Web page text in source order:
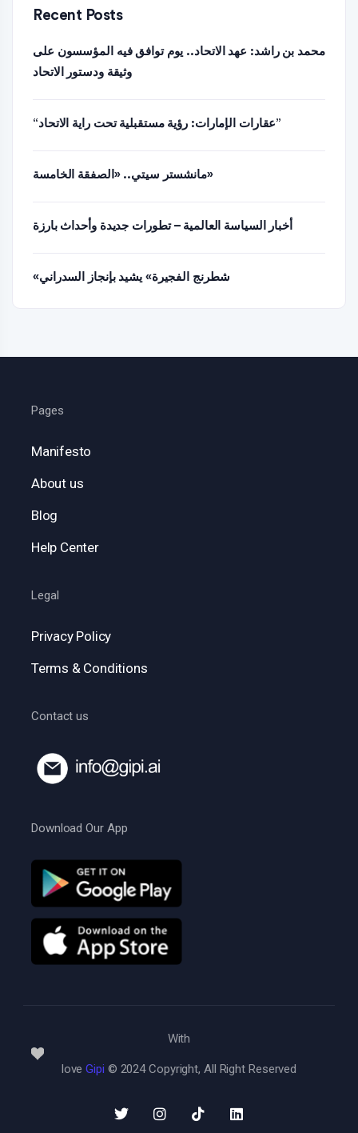
Recent Posts
محمد بن راشد: عهد الاتحاد.. يوم توافق فيه المؤسسون على
وثيقة ودستور الاتحاد
“عقارات الإمارات: رؤية مستقبلية تحت راية الاتحاد”
مانشستر سيتي.. «الصفقة الخامسة»
أخبار السياسة العالمية – تطورات جديدة وأحداث بارزة
«شطرنج الفجيرة» يشيد بإنجاز السدراني
Pages
Manifesto
About us
Blog
Help Center
Legal
Privacy Policy
Terms & Conditions
Contact us
Download Our App
With
loveGipi © 2024 Copyright, All Right Reserved